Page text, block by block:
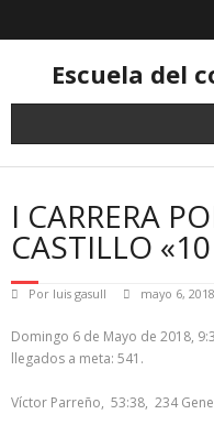
Escuela del
I CARRERA
CASTILLO
Por luis gasull mayo 6, 2018
Domingo 6 de Mayo de 2018,
llegados a meta: 541.
Víctor Parreño, 53:38, 234